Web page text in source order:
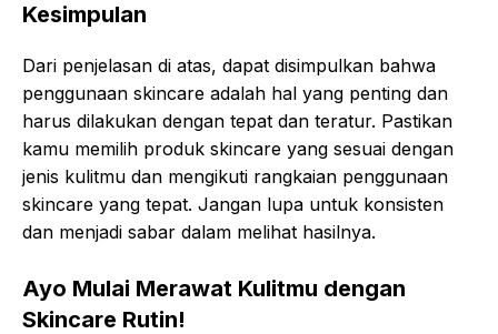
Kesimpulan
Dari penjelasan di atas, dapat disimpulkan bahwa
penggunaan skincare adalah hal yang penting dan
harus dilakukan dengan tepat dan teratur. Pastikan
kamu memilih produk skincare yang sesuai dengan
jenis kulitmu dan mengikuti rangkaian penggunaan
skincare yang tepat. Jangan lupa untuk konsisten
dan menjadi sabar dalam melihat hasilnya.
Ayo Mulai Merawat Kulitmu dengan
Skincare Rutin!